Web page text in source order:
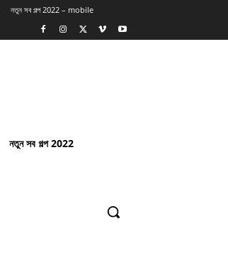
নতুন সব গল্প 2022 – mobile
নতুন সব গল্প 2022